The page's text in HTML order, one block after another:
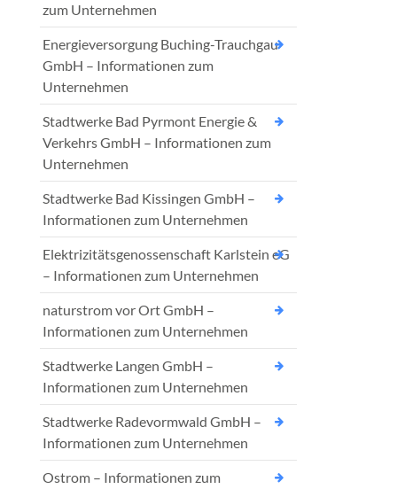
zum Unternehmen
Energieversorgung Buching-Trauchgau
GmbH – Informationen zum
Unternehmen
Stadtwerke Bad Pyrmont Energie &
Verkehrs GmbH – Informationen zum
Unternehmen
Stadtwerke Bad Kissingen GmbH –
Informationen zum Unternehmen
Elektrizitätsgenossenschaft Karlstein eG
– Informationen zum Unternehmen
naturstrom vor Ort GmbH –
Informationen zum Unternehmen
Stadtwerke Langen GmbH –
Informationen zum Unternehmen
Stadtwerke Radevormwald GmbH –
Informationen zum Unternehmen
Ostrom – Informationen zum